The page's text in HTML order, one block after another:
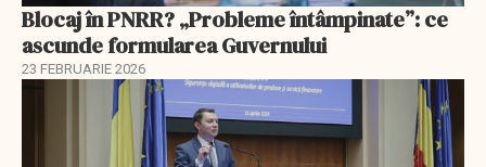
Blocaj în PNRR? „Probleme întâmpinate”: ce
ascunde formularea Guvernului
23 FEBRUARIE 2026